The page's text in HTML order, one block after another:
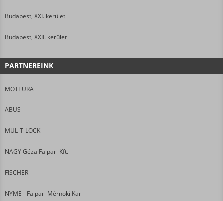
Budapest, XXI. kerület
Budapest, XXII. kerület
PARTNEREINK
MOTTURA
ABUS
MUL-T-LOCK
NAGY Géza Faipari Kft.
FISCHER
NYME - Faipari Mérnöki Kar